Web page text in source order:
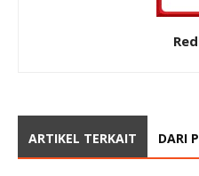
ARTIKEL TERKAIT DARI